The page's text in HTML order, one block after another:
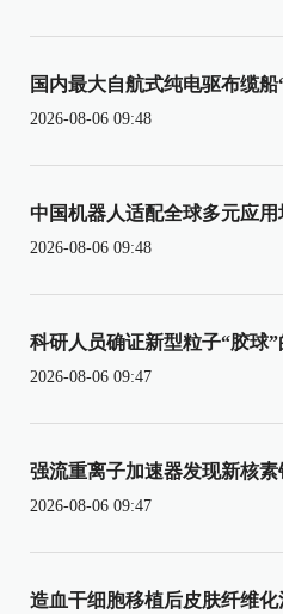
国内最大自航式纯电驱布缆
2026-08-06 09:48
中国机器人适配全球多元应用
2026-08-06 09:48
科研人员确证新型粒子“胶球”
2026-08-06 09:47
强流重离子加速器发现新核素
2026-08-06 09:47
造血干细胞移植后皮肤纤维